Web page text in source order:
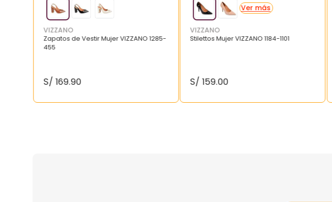
VIZZANO
Zapatos de Vestir Mujer VIZZANO 1285-
455
S/ 169.90
VIZZANO
Stilettos Mujer VIZZANO 1184-1101
S/ 159.00